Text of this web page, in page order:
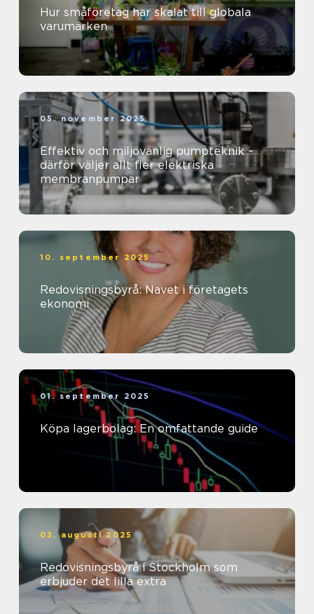
Hur småföretag har skalat till globala
varumärken
05. november 2025
Effektiv och miljövänlig pumpteknik –
därför väljer allt fler elektriska
membranpumpar
10. september 2025
Redovisningsbyrå: Navet i företagets
ekonomi
01. september 2025
Köpa lagerbolag: En omfattande guide
03. augusti 2025
Redovisningsbyrå i Stockholm som
erbjuder det lilla extra